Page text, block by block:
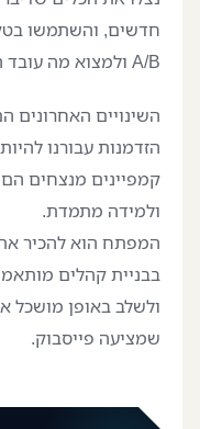
חדשים, והשתמשו
A/B ולמצוא מה עובד הכי טוב עבורכם.
השינויים
הזדמנות עבורנו
קמפיינים מנצחים
ולמידה מתמדת.
המפתח הוא להכיר
בבניית קהלים
שמציעה פייסבוק.